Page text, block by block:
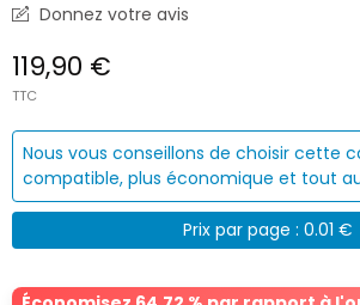
Donnez votre avis
119,90 €
TTC
Nous vous conseillons de choisir cette
compatible, plus économique et tout
Prix par page : 0.01 €